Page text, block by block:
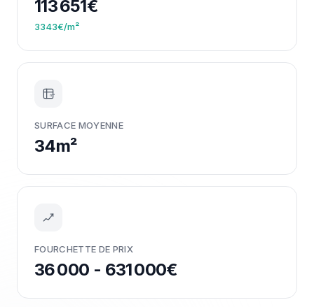
113 651€
3343€/m²
m²
SURFACE MOYENNE
34m²
FOURCHETTE DE PRIX
36 000 - 631 000€